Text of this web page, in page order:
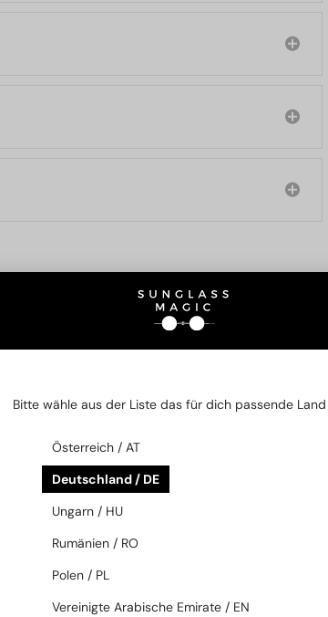
AUCH
Ferragamo— Salvatore
Bitte wähle aus der Liste das für dich passende Land
Österreich / AT
Deutschland / DE
Ungarn / HU
Rumänien / RO
Polen / PL
Vereinigte Arabische Emirate / EN